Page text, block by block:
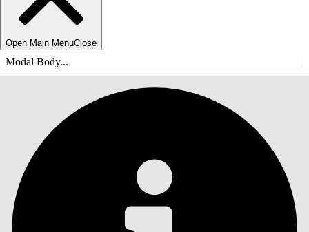
Open Main MenuClose
Modal Body...